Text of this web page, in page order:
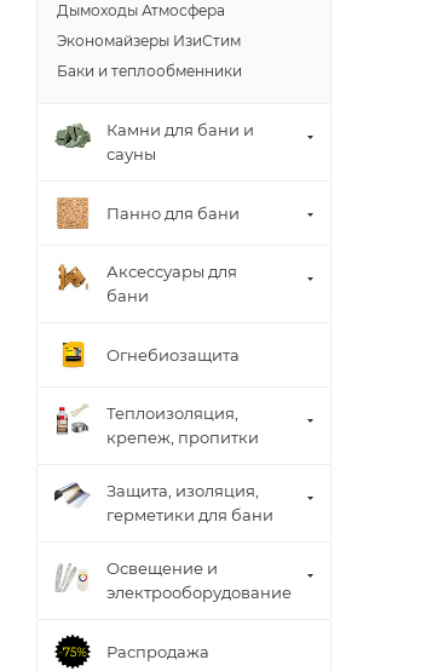
Дымоходы Атмосфера
Экономайзеры ИзиСтим
Баки и теплообменники
Камни для бани и
сауны
Панно для бани
Аксессуары для
бани
Огнебиозащита
Теплоизоляция,
крепеж, пропитки
Защита, изоляция,
герметики для бани
Освещение и
электрооборудование
Распродажа